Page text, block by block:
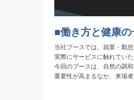
■働き方と健康の
当社ブースでは、就業・勤
実際にサービスに触れてい
今回のブースは、自然の調
重要性が高まるなか、来場